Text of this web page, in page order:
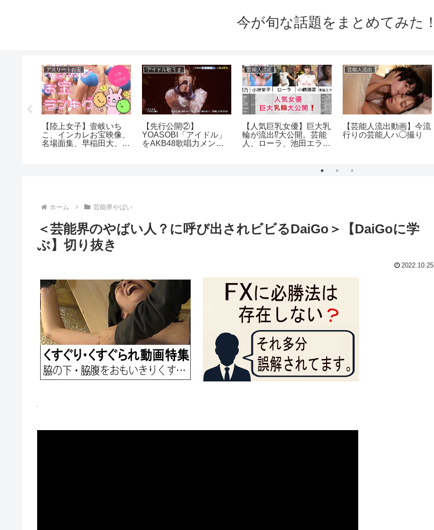
今が旬な話題をまとめてみた！
アスリートお宝
【陸上女子】壹岐いち
こ、インカレお宝映像、
名場面集、早稲田大、立
アイドル歌うま
【先行公開②】
YOASOBI「アイドル」
をAKB48歌唱力メンバ
芸能人流出
【人気巨乳女優】巨大乳
輪が流出⁉️大公開。芸能
人、ローラ、池田エライ
芸能人流出
【芸能人流出動画】今流
行りの芸能人ハ◯撮り
ホーム 芸能界やばい
＜芸能界のやばい人？に呼び出されビビるDaiGo＞【DaiGoに学
ぶ】切り抜き
2022.10.25